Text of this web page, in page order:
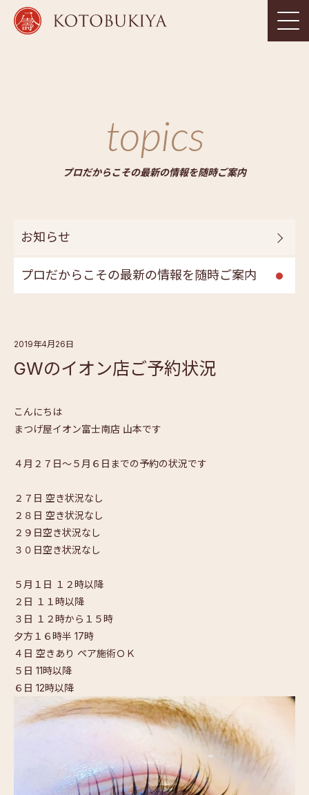
topics
プロだからこその最新の情報を随時ご案内
お知らせ
プロだからこその最新の情報を随時ご案内
2019年4月26日
GWのイオン店ご予約状況
こんにちは
まつげ屋イオン富士南店 山本です
４月２７日〜５月６日までの予約の状況です
２７日 空き状況なし
２８日 空き状況なし
２９日空き状況なし
３０日空き状況なし
５月１日 １２時以降
２日 １１時以降
３日 １２時から１５時
夕方１６時半 17時
４日 空きあり ペア施術ＯＫ
５日 11時以降
６日 12時以降